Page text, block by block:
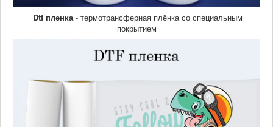
Dtf пленка- термотрансферная плёнка со специальным
покрытием